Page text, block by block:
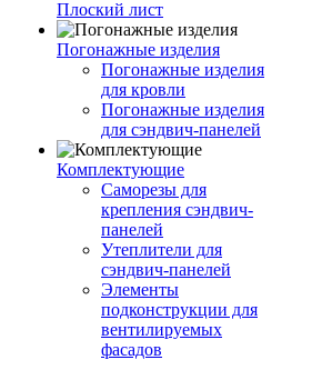
Плоский лист
Погонажные изделия
Погонажные изделия
для кровли
Погонажные изделия
для сэндвич-панелей
Комплектующие
Саморезы для
крепления сэндвич-
панелей
Утеплители для
сэндвич-панелей
Элементы
подконструкции для
вентилируемых
фасадов